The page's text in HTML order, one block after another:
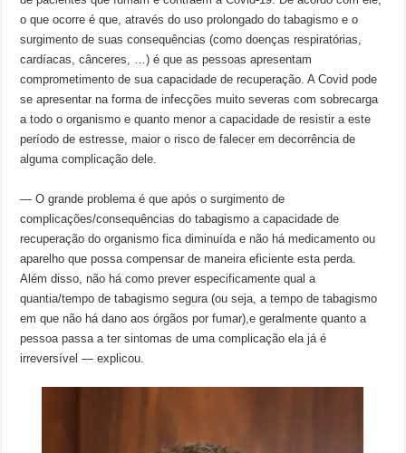
o que ocorre é que, através do uso prolongado do tabagismo e o
surgimento de suas consequências (como doenças respiratórias,
cardíacas, cânceres, …) é que as pessoas apresentam
comprometimento de sua capacidade de recuperação. A Covid pode
se apresentar na forma de infecções muito severas com sobrecarga
a todo o organismo e quanto menor a capacidade de resistir a este
período de estresse, maior o risco de falecer em decorrência de
alguma complicação dele.
— O grande problema é que após o surgimento de
complicações/consequências do tabagismo a capacidade de
recuperação do organismo fica diminuída e não há medicamento ou
aparelho que possa compensar de maneira eficiente esta perda.
Além disso, não há como prever especificamente qual a
quantia/tempo de tabagismo segura (ou seja, a tempo de tabagismo
em que não há dano aos órgãos por fumar),e geralmente quanto a
pessoa passa a ter sintomas de uma complicação ela já é
irreversível — explicou.